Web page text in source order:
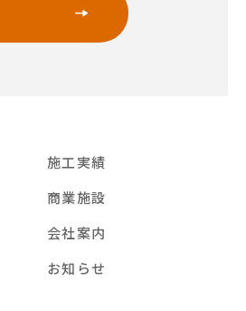
施工実績
商業施設
会社案内
お知らせ